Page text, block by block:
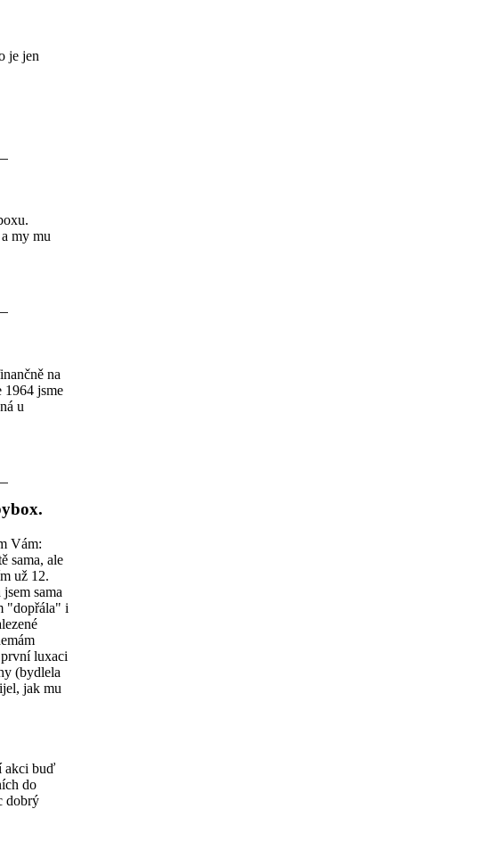
je jen
my mu
na
1964 jsme
u
Vám:
sama, ale
už 12.
sama
"dopřála" i
luxaci
(bydlela
jak mu
akci buď
do
dobrý